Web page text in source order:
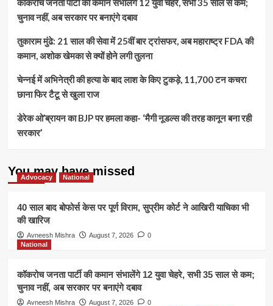
संगम:
से
इसरो
का
सफर
करने
प्रेरणादायक
कहानी
चुनाव नहीं, अब सरकार पर बनाएंगे दबाव
तुकाराम मुंढे: 21 साल की सेवा में 25वीं बार ट्रांसफर, अब महाराष्ट्र FDA की
कमान, अशोक खेमका से क्यों होने लगी तुलना
चेन्नई में अभिनेत्री की हत्या के बाद लाश के किए टुकड़े, 11,700 टन कचरा
छाना फिर टैटू से खुला राज
डेरेक ओ’ब्रायन का BJP पर हमला कहा- ‘मैगी नूडल्स की तरह कानून बना रही
सरकार’
You may have missed
Advocacy National
40 साल बाद बोफोर्स केस पर पूर्ण विराम, सुप्रीम कोर्ट ने आखिरी याचिका भी
की खारिज
Avneesh Mishra August 7, 2026
0
National
कॉकरोच जनता पार्टी की कमान संभालेंगे 12 युवा चेहरे, सभी 35 साल से कम;
चुनाव नहीं, अब सरकार पर बनाएंगे दबाव
Avneesh Mishra August 7, 2026
0